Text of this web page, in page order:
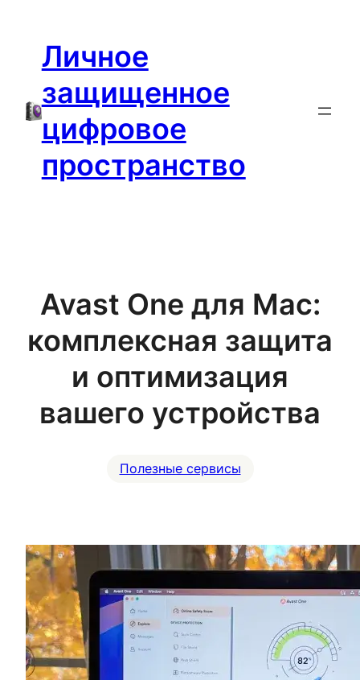
содержимому
Личное
защищенное
цифровое
пространство
Avast One для Mac:
комплексная защита
и оптимизация
вашего устройства
Полезные сервисы